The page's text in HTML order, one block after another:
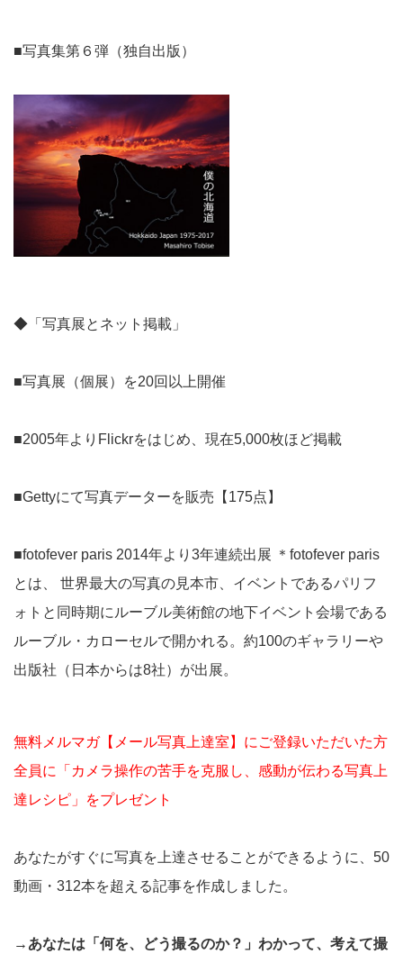
■写真集第６弾（独自出版）
◆「写真展とネット掲載」
■写真展（個展）を20回以上開催
■2005年よりFlickrをはじめ、現在5,000枚ほど掲載
■Gettyにて写真データーを販売【175点】
■fotofever paris 2014年より3年連続出展 ＊fotofever paris
とは、 世界最大の写真の見本市、イベントであるパリフ
ォトと同時期にルーブル美術館の地下イベント会場である
ルーブル・カローセルで開かれる。約100のギャラリーや
出版社（日本からは8社）が出展。
無料メルマガ【メール写真上達室】にご登録いただいた方
全員に「カメラ操作の苦手を克服し、感動が伝わる写真上
達レシピ」をプレゼント
あなたがすぐに写真を上達させることができるように、50
動画・312本を超える記事を作成しました。
→あなたは「何を、どう撮るのか？」わかって、考えて撮